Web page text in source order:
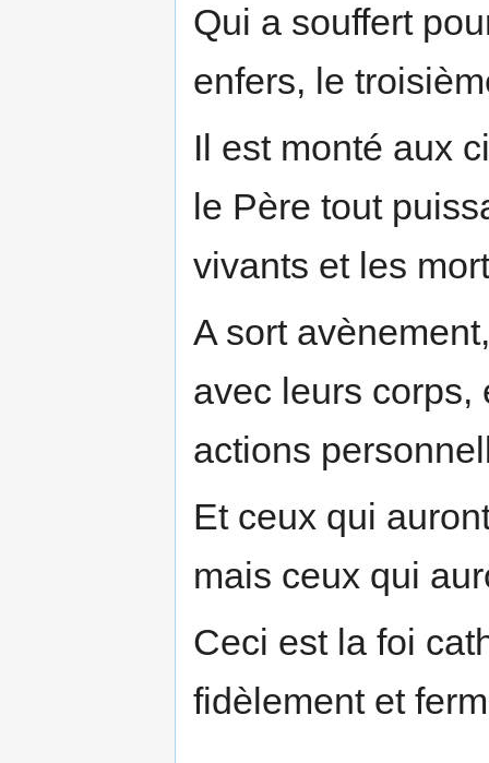
Qui a souffert
enfers, le
Il est monté aux
le Père tout
vivants et les
A sort
avec leurs corps,
actions
Et ceux qui
mais ceux qui
Ceci est la foi
fidèlement et